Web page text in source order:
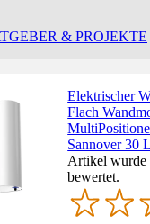
& PROJEKTE
Elektrischer
Flach
Sannover 30 L
Artikel wurde
bewertet.